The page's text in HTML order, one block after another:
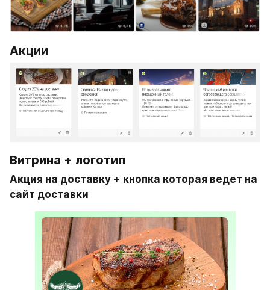
Акции
Витрина + логотип
Акция на доставку + кнопка которая ведет на
сайт доставки